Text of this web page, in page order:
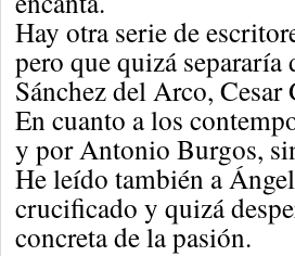
Hay otra serie de
pero que quizá
Sánchez del Arco, Cesar
En cuanto a los
y por Antonio Burgos,
He leído también a
crucificado y quizá
concreta de la pasión.